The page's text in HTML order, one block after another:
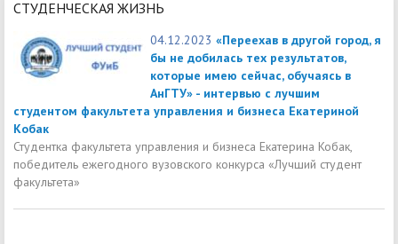
СТУДЕНЧЕСКАЯ ЖИЗНЬ
04.12.2023 «Переехав в другой город, я
бы не добилась тех результатов,
которые имею сейчас, обучаясь в
АнГТУ» - интервью с лучшим
студентом факультета управления и бизнеса Екатериной
Кобак
Студентка факультета управления и бизнеса Екатерина Кобак,
победитель ежегодного вузовского конкурса «Лучший студент
факультета»